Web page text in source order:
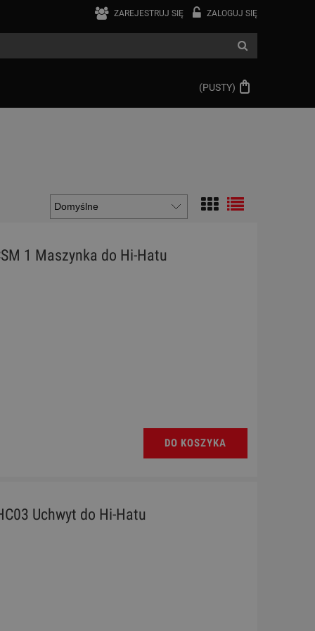
ZAREJESTRUJ SIĘ ZALOGUJ SIĘ
(PUSTY)
1 Maszynka do Hi-Hatu
DO KOSZYKA
Uchwyt do Hi-Hatu